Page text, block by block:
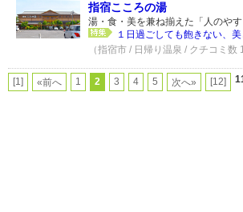
指宿こころの湯
湯・食・美を兼ね揃えた「人のや
１日過ごしても飽きない、
（指宿市 / 日帰り温泉 / クチコミ数
[1] «前へ 1 2 3 4 5 次へ» [12]